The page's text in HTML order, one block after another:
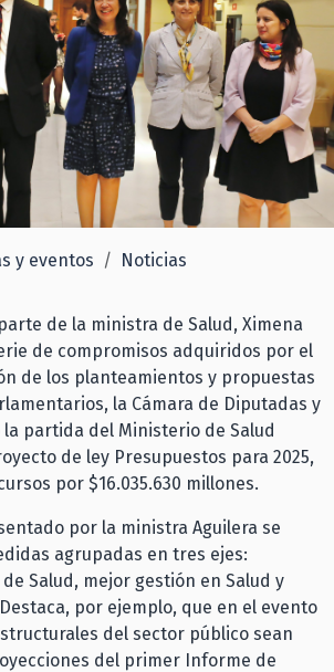
y eventos Noticias
de la ministra de Salud, Ximena
de compromisos adquiridos por el
de los planteamientos y propuestas
la Cámara de Diputadas y
partida del Ministerio de Salud
de ley Presupuestos para 2025,
por $16.035.630 millones.
por la ministra Aguilera se
agrupadas en tres ejes:
Salud, mejor gestión en Salud y
por ejemplo, que en el evento
del sector público sean
del primer Informe de